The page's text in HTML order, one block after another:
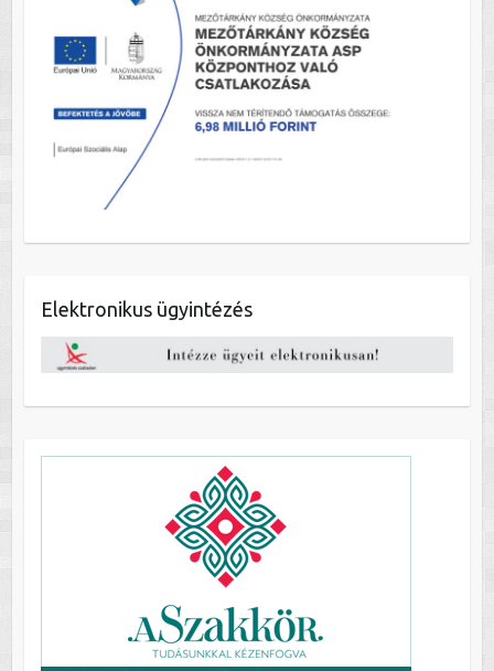
Elektronikus ügyintézés